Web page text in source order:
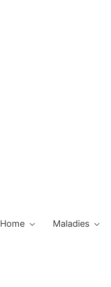
Home Maladies